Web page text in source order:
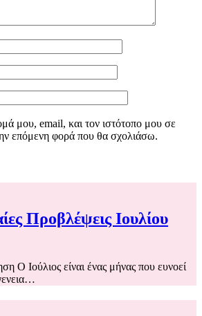
μου, email, και τον ιστότοπο μου σε
επόμενη φορά που θα σχολιάσω.
Προβλέψεις Ιουλίου
Ο Ιούλιος είναι ένας μήνας που ευνοεί